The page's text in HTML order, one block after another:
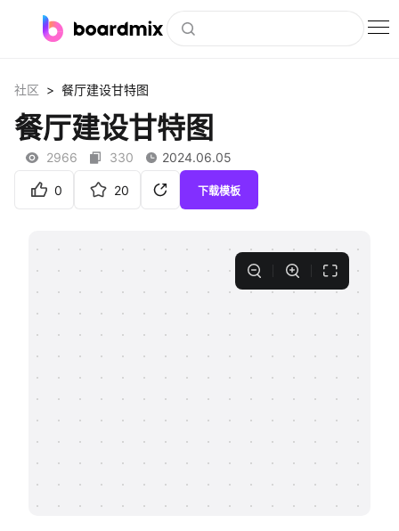
社区资源
下载
私有化部署
支持
帮助中心
知识分享社区
社区 > 餐厅建设甘特图
餐厅建设甘特图
2966 330 2024.06.05
0 20 下载模板